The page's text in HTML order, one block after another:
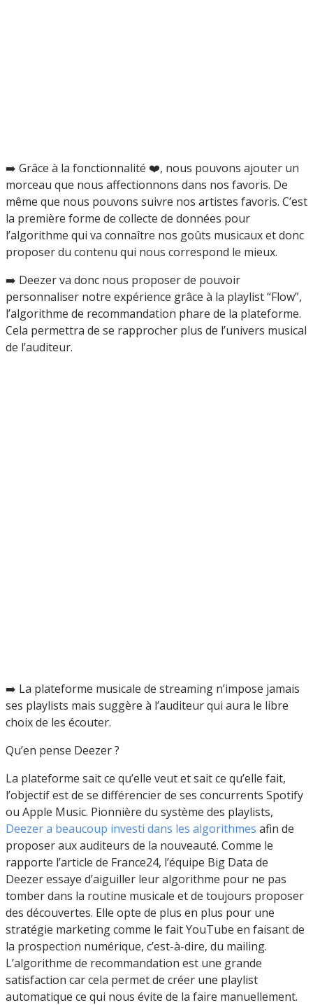
➡️ Grâce à la fonctionnalité ❤️, nous pouvons ajouter un
morceau que nous affectionnons dans nos favoris. De
même que nous pouvons suivre nos artistes favoris. C’est
la première forme de collecte de données pour
l’algorithme qui va connaître nos goûts musicaux et donc
proposer du contenu qui nous correspond le mieux.
➡️ Deezer va donc nous proposer de pouvoir
personnaliser notre expérience grâce à la playlist “Flow”,
l’algorithme de recommandation phare de la plateforme.
Cela permettra de se rapprocher plus de l’univers musical
de l’auditeur.
➡️ La plateforme musicale de streaming n’impose jamais
ses playlists mais suggère à l’auditeur qui aura le libre
choix de les écouter.
Qu’en pense Deezer ?
La plateforme sait ce qu’elle veut et sait ce qu’elle fait,
l’objectif est de se différencier de ses concurrents Spotify
ou Apple Music. Pionnière du système des playlists,
Deezer a beaucoup investi dans les algorithmes afin de
proposer aux auditeurs de la nouveauté. Comme le
rapporte l’article de France24, l’équipe Big Data de
Deezer essaye d’aiguiller leur algorithme pour ne pas
tomber dans la routine musicale et de toujours proposer
des découvertes. Elle opte de plus en plus pour une
stratégie marketing comme le fait YouTube en faisant de
la prospection numérique, c’est-à-dire, du mailing.
L’algorithme de recommandation est une grande
satisfaction car cela permet de créer une playlist
automatique ce qui nous évite de la faire manuellement.